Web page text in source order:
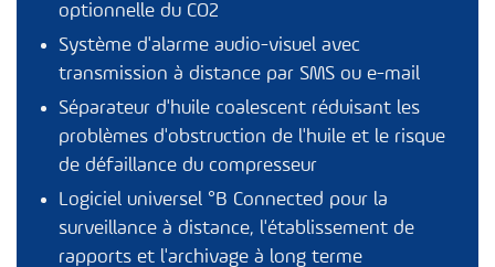
optionnelle du CO2
Système d'alarme audio-visuel avec
transmission à distance par SMS ou e-mail
Séparateur d'huile coalescent réduisant les
problèmes d'obstruction de l'huile et le risque
de défaillance du compresseur
Logiciel universel °B Connected pour la
surveillance à distance, l'établissement de
rapports et l'archivage à long terme